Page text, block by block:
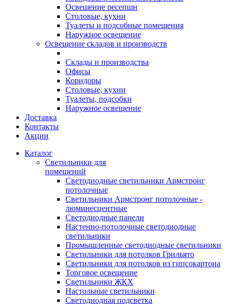
Освещение ресепшн
Столовые, кухни
Туалеты и подсобные помещения
Наружное освещение
Освещение складов и производств
Склады и производства
Офисы
Коридоры
Столовые, кухни
Туалеты, подсобки
Наружное освещение
Доставка
Контакты
Акции
Каталог
Светильники для
помещений
Светодиодные светильники Армстронг
потолочные
Светильники Армстронг потолочные -
люминесцентные
Светодиодные панели
Настенно-потолочные светодиодные
светильники
Промышленные светодиодные светильники
Светильники для потолков Грильято
Светильники для потолков из гипсокартона
Торговое освещение
Светильники ЖКХ
Настольные светильники
Светодиодная подсветка